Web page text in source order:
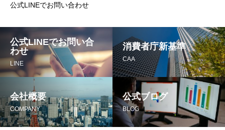
公式LINEでお問い合わせ
公式LINEでお問い合
わせ
LINE
消費者庁新基準
CAA
会社概要
COMPANY
公式ブログ
BLOG